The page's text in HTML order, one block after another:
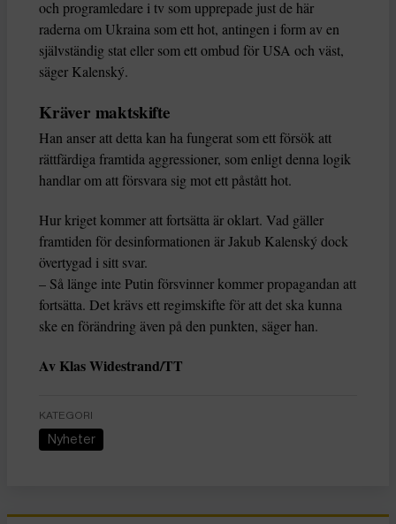
och programledare i tv som upprepade just de här
raderna om Ukraina som ett hot, antingen i form av en
självständig stat eller som ett ombud för USA och väst,
säger Kalenský.
Kräver maktskifte
Han anser att detta kan ha fungerat som ett försök att
rättfärdiga framtida aggressioner, som enligt denna logik
handlar om att försvara sig mot ett påstått hot.
Hur kriget kommer att fortsätta är oklart. Vad gäller
framtiden för desinformationen är Jakub Kalenský dock
övertygad i sitt svar.
– Så länge inte Putin försvinner kommer propagandan att
fortsätta. Det krävs ett regimskifte för att det ska kunna
ske en förändring även på den punkten, säger han.
Av Klas Widestrand/TT
KATEGORI
Nyheter